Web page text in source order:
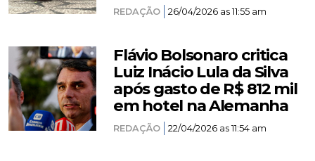
REDAÇÃO 26/04/2026 as 11:55 am
Flávio Bolsonaro critica
Luiz Inácio Lula da Silva
após gasto de R$ 812 mil
em hotel na Alemanha
REDAÇÃO 22/04/2026 as 11:54 am